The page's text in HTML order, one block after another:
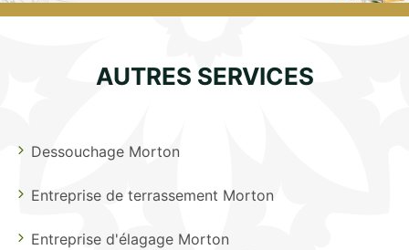
AUTRES SERVICES
Dessouchage Morton
Entreprise de terrassement Morton
Entreprise d'élagage Morton